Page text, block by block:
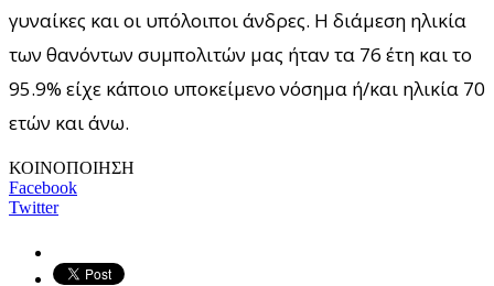
γυναίκες και οι υπόλοιποι άνδρες. Η διάμεση ηλικία
των θανόντων συμπολιτών μας ήταν τα 76 έτη και το
95.9% είχε κάποιο υποκείμενο νόσημα ή/και ηλικία 70
ετών και άνω.
ΚΟΙΝΟΠΟΙΗΣΗ
Facebook
Twitter